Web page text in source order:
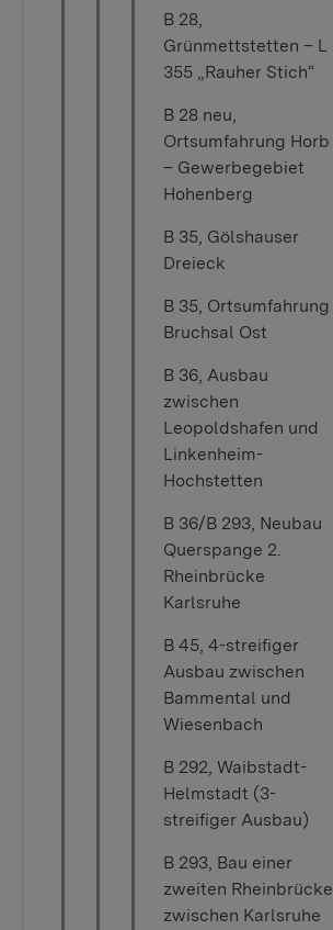
B 28,
Grünmettstetten – L
355 „Rauher Stich“
B 28 neu,
Ortsumfahrung Horb
– Gewerbegebiet
Hohenberg
B 35, Gölshauser
Dreieck
B 35, Ortsumfahrung
Bruchsal Ost
B 36, Ausbau
zwischen
Leopoldshafen und
Linkenheim-
Hochstetten
B 36/B 293, Neubau
Querspange 2.
Rheinbrücke
Karlsruhe
B 45, 4-streifiger
Ausbau zwischen
Bammental und
Wiesenbach
B 292, Waibstadt-
Helmstadt (3-
streifiger Ausbau)
B 293, Bau einer
zweiten Rheinbrücke
zwischen Karlsruhe